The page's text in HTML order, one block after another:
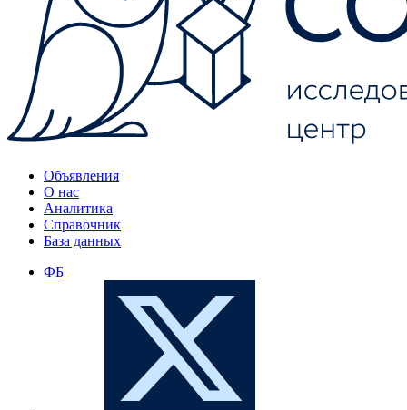
Объявления
О нас
Аналитика
Справочник
База данных
ФБ